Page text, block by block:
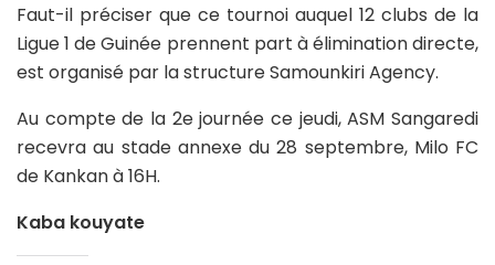
Faut-il préciser que ce tournoi auquel 12 clubs de la
Ligue 1 de Guinée prennent part à élimination directe,
est organisé par la structure Samounkiri Agency.
Au compte de la 2e journée ce jeudi, ASM Sangaredi
recevra au stade annexe du 28 septembre, Milo FC
de Kankan à 16H.
Kaba kouyate